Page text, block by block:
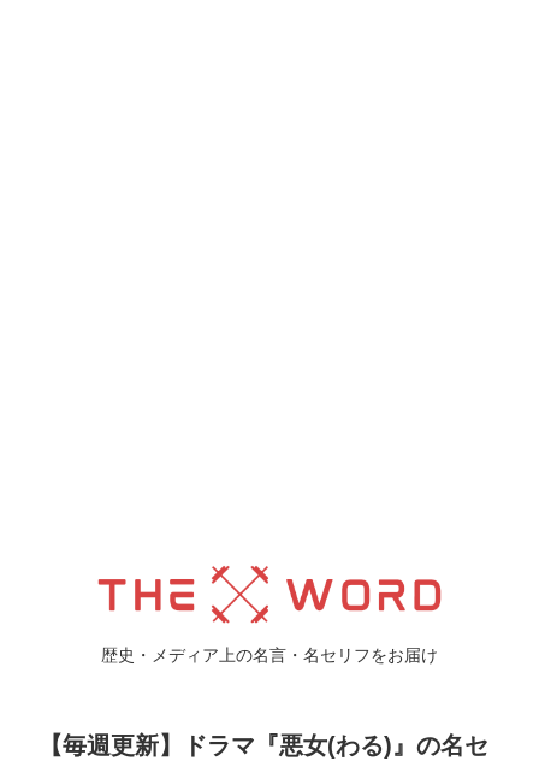
歴史・メディア上の名言・名セリフをお届け
【毎週更新】ドラマ『悪女(わる)』の名セ